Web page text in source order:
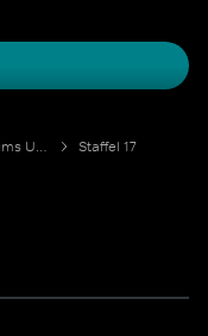
Law & Order: Special Victims Unit
Staffel 17